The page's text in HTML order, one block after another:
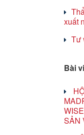
xuất
Tư
Bài
SẢN